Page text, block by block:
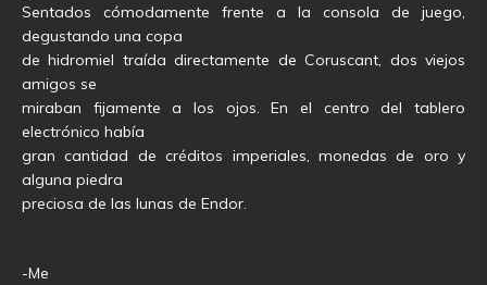
Sentados cómodamente frente a la consola de juego,
degustando una copa
de hidromiel traída directamente de Coruscant, dos viejos
amigos se
miraban fijamente a los ojos. En el centro del tablero
electrónico había
gran cantidad de créditos imperiales, monedas de oro y
alguna piedra
preciosa de las lunas de Endor.
-Me